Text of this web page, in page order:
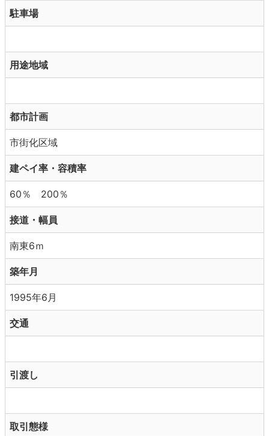
駐車場
用途地域
都市計画
市街化区域
建ペイ率・容積率
60％ 200％
接道・幅員
南東6ｍ
築年月
1995年6月
交通
引渡し
取引態様